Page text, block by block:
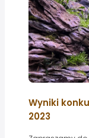
Wyniki
2023